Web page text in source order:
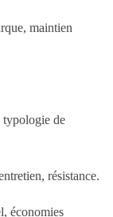
maintien
typologie de
résistance.
économies